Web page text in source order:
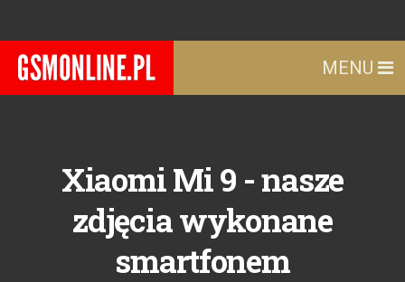
MENU
Xiaomi Mi 9 - nasze
zdjęcia wykonane
smartfonem